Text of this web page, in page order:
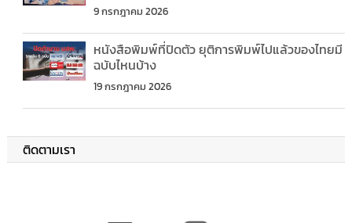
9 กรกฎาคม 2026
หนังสือพิมพ์ที่ปิดตัว ยุติการพิมพ์ไปแล้วของไทยมี
ฉบับไหนบ้าง
19 กรกฎาคม 2026
ติดตามเรา